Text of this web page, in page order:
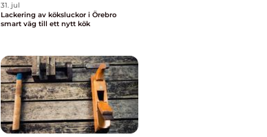
31. jul
Lackering av köksluckor i Örebro
smart väg till ett nytt kök